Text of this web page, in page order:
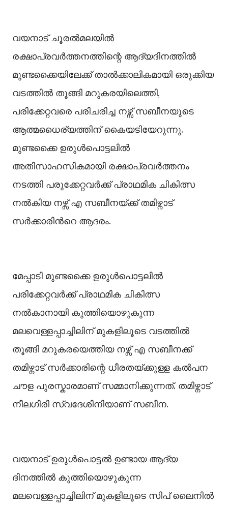
വയനാട് ചൂരൽമലയിൽ
രക്ഷാപ്രവർത്തനത്തിന്റെ ആദ്യദിനത്തിൽ
മുണ്ടക്കൈയിലേക്ക് താൽക്കാലികമായി ഒരുക്കിയ
വടത്തിൽ തൂങ്ങി മറുകരയിലെത്തി,
പരിക്കേറ്റവരെ പരിചരിച്ച നഴ്സ് സബീനയുടെ
ആത്മധൈര്യത്തിന് കൈയടിയേറുന്നു.
മുണ്ടക്കൈ ഉരുള്‍പൊട്ടലില്‍
അതിസാഹസികമായി രക്ഷാപ്രവര്‍ത്തനം
നടത്തി പരുക്കേറ്റവര്‍ക്ക് പ്രാഥമിക ചികിത്സ
നല്‍കിയ നഴ്സ് എ സബീനയ്ക്ക് തമിഴ്നാട്
സര്‍ക്കാരിന്‍റെ ആദരം.
മേപ്പാടി മുണ്ടക്കൈ ഉരുള്‍പൊട്ടലില്‍
പരിക്കേറ്റവർക്ക് പ്രാഥമിക ചികിത്സ
നല്‍കാനായി കുത്തിയൊഴുകുന്ന
മലവെള്ളപ്പാച്ചിലിന് മുകളിലൂടെ വടത്തില്‍
തൂങ്ങി മറുകരയെത്തിയ നഴ്സ് എ സബീനക്ക്
തമിഴ്നാട് സർക്കാരിന്റെ ധീരതയ്ക്കുള്ള കല്‍പന
ചൗള പുരസ്കാരമാണ് സമ്മാനിക്കുന്നത്. തമിഴ്നാട്
നീലഗിരി സ്വദേശിനിയാണ് സബീന.
വയനാട് ഉരുള്‍പൊട്ടല്‍ ഉണ്ടായ ആദ്യ
ദിനത്തില്‍ കുത്തിയൊഴുകുന്ന
മലവെള്ളപ്പാച്ചിലിന് മുകളിലൂടെ സിപ് ലൈനില്‍